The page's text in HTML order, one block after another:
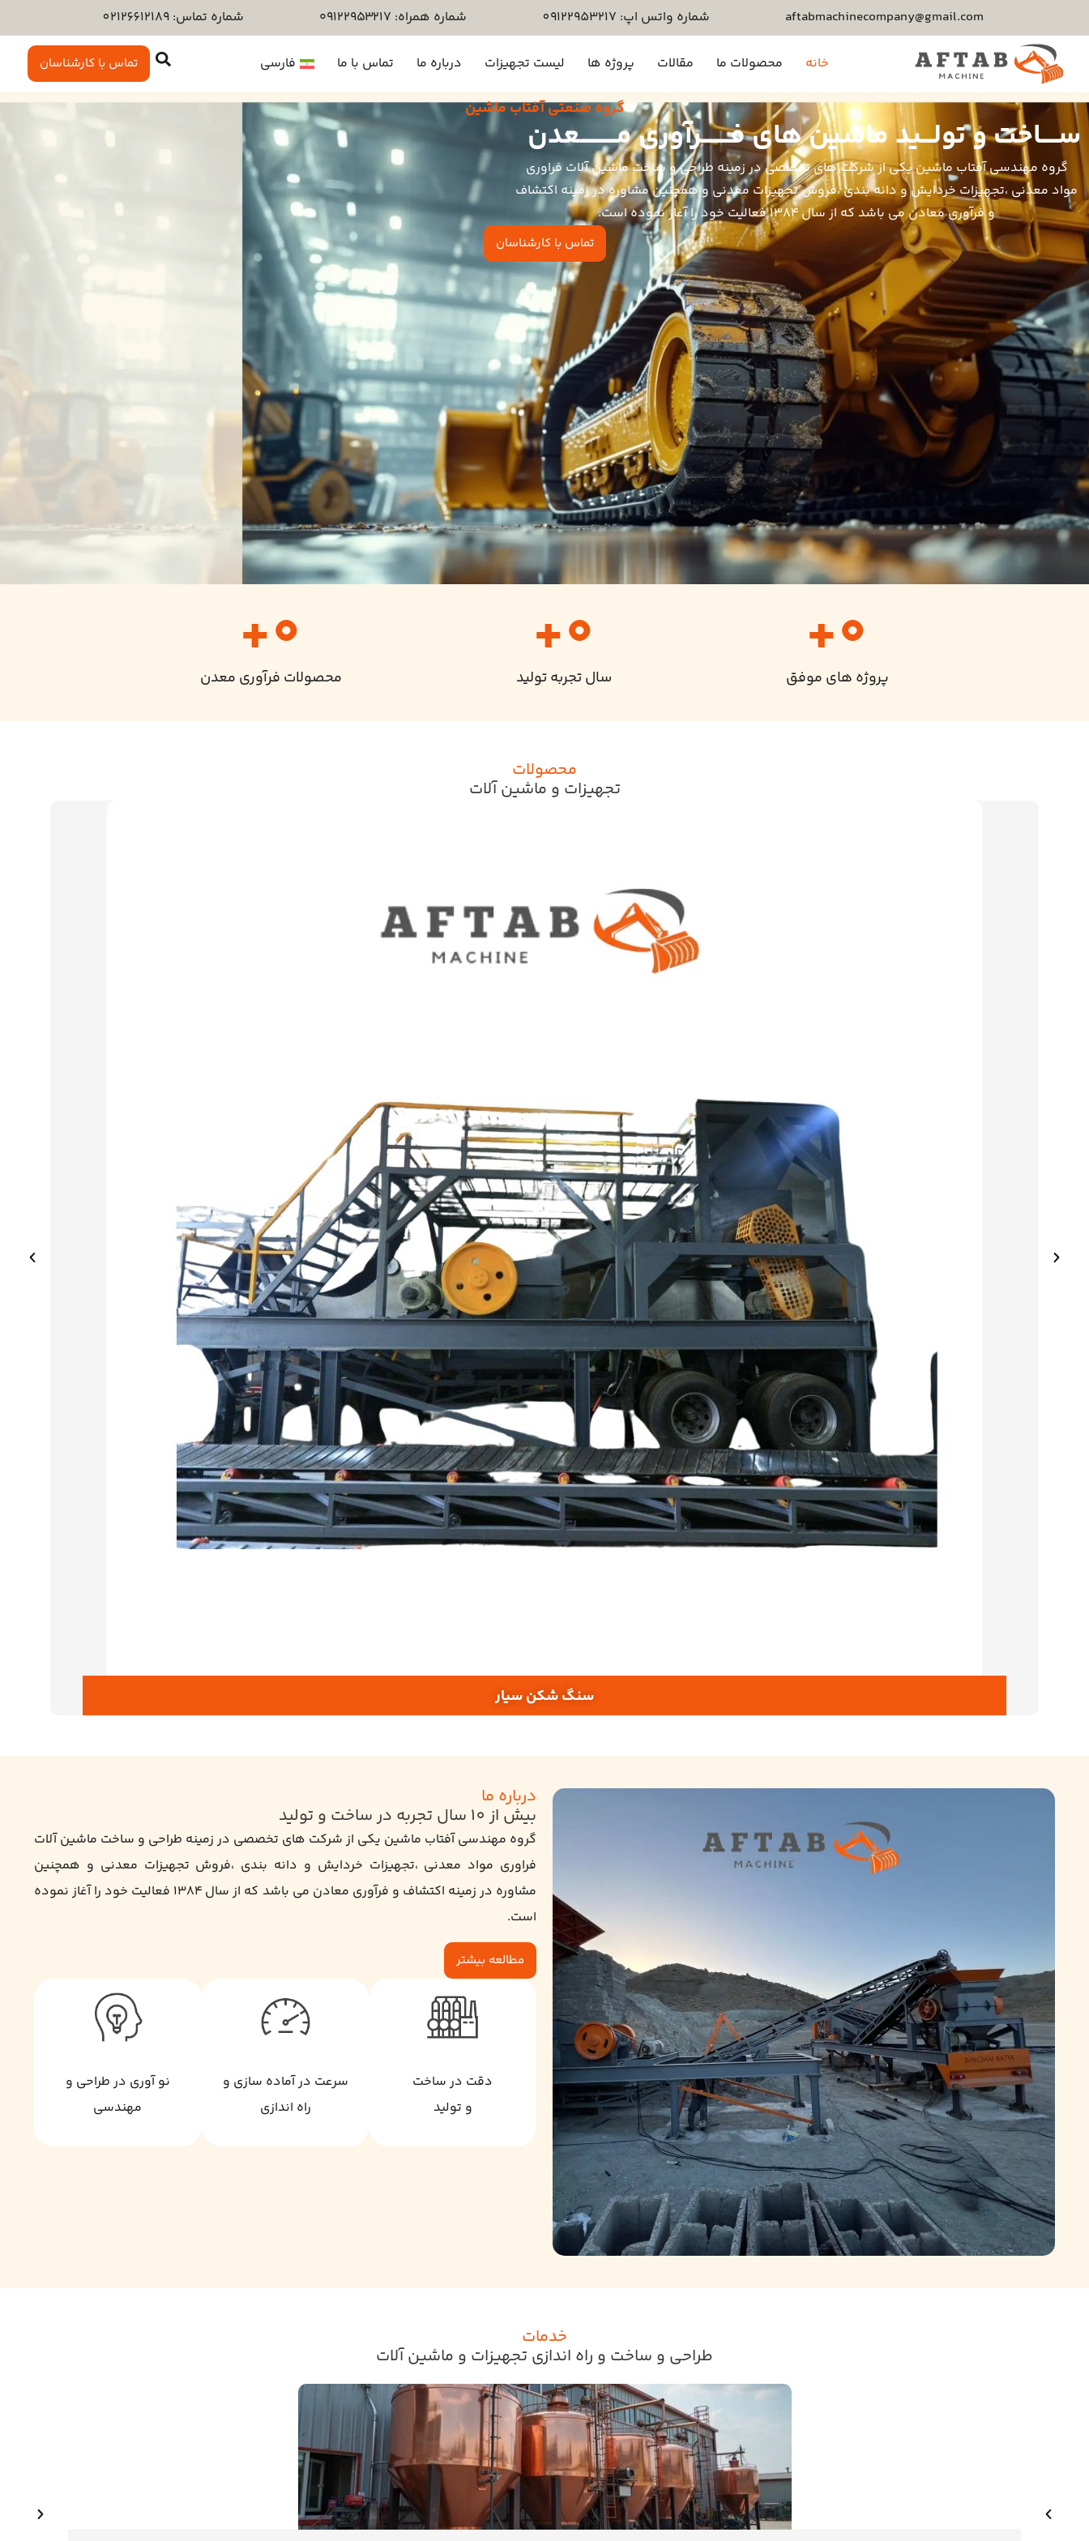
aftabmachinecompany@gmail.com شماره واتس اپ: 09122953217 شماره همراه: ۰۹۱۲۲۹۵۳۲۱۷ شماره تماس: 02126612189
خانه محصولات ما مقالات پروژه ها لیست تجهیزات درباره ما تماس با ما فارسی تماس با کارشناسان
گروه صنعتی آفتاب ماشین
ســــاخت و تولـــید ماشین های فـــــــرآوری مـــــــــعدن
گروه مهندسی آفتاب ماشین یکی از شرکت های تخصصی در زمینه طراحی و ساخت ماشین آلات فراوری
مواد معدنی ،تجهیزات خردایش و دانه بندی ،فروش تجهیزات معدنی و همچنین مشاوره در زمینه اکتشاف
و فرآوری معادن می باشد که از سال ۱۳۸۴ فعالیت خود را آغاز نموده است.
تماس با کارشناسان
پروژه های موفق
0
+
سال تجربه تولید
0
+
محصولات فرآوری معدن
0
+
محصولات
تجهیزات و ماشین آلات
سنگ شکن سیار
درباره ما
بیش از 10 سال تجربه در ساخت و تولید
گروه مهندسی آفتاب ماشین یکی از شرکت های تخصصی در زمینه طراحی و ساخت ماشین آلات
فراوری مواد معدنی ،تجهیزات خردایش و دانه بندی ،فروش تجهیزات معدنی و همچنین
مشاوره در زمینه اکتشاف و فرآوری معادن می باشد که از سال ۱۳۸۴ فعالیت خود را آغاز نموده
است.
مطالعه بیشتر
دقت در ساخت
و تولید
سرعت در آماده سازی و
راه اندازی
نو آوری در طراحی و
مهندسی
خدمات
طراحی و ساخت و راه اندازی تجهیزات و ماشین آلات